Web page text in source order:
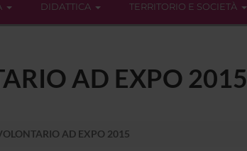
DIDATTICA TERRITORIO E SOCIETÀ
AD EXPO 2015
AD EXPO 2015